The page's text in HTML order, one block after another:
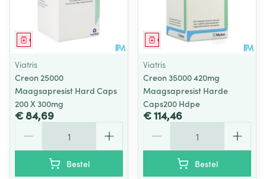
Geneesmiddel
Viatris
Creon 25000
Maagsapresist Hard Caps
200 X 300mg
€ 84,69
Bestel
Geneesmiddel
Viatris
Creon 35000 420mg
Maagsapresist Harde
Caps200 Hdpe
€ 114,46
Bestel